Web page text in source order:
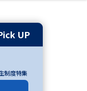
UP
制度特集